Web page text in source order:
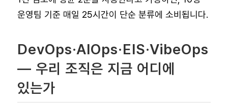
운영팀 기준 매일 25시간이 단순 분류에 소비됩니다.
DevOps·AIOps·EIS·VibeOps
— 우리 조직은 지금 어디에
있는가